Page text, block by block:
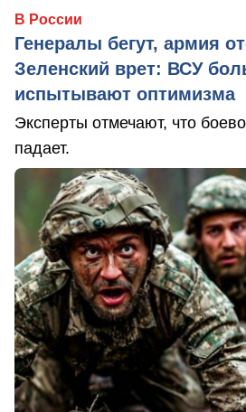
В России
Генералы бегут, армия
Зеленский врет: ВСУ
испытывают оптимизма
Эксперты отмечают, что
падает.